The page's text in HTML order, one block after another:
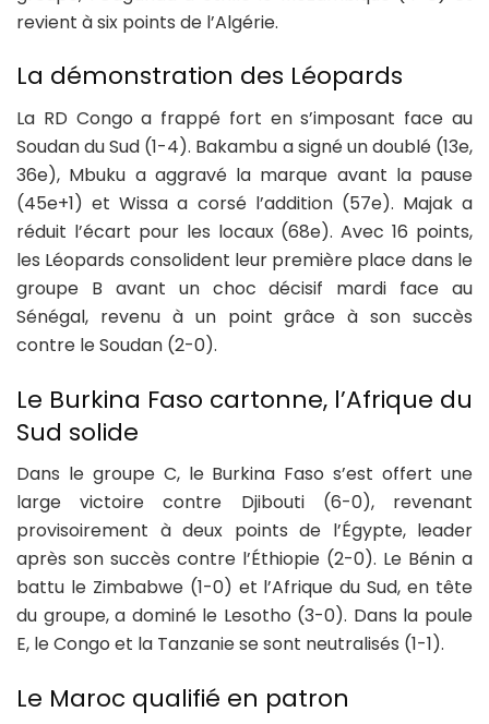
revient à six points de l’Algérie.
La démonstration des Léopards
La RD Congo a frappé fort en s’imposant face au
Soudan du Sud (1-4). Bakambu a signé un doublé (13e,
36e), Mbuku a aggravé la marque avant la pause
(45e+1) et Wissa a corsé l’addition (57e). Majak a
réduit l’écart pour les locaux (68e). Avec 16 points,
les Léopards consolident leur première place dans le
groupe B avant un choc décisif mardi face au
Sénégal, revenu à un point grâce à son succès
contre le Soudan (2-0).
Le Burkina Faso cartonne, l’Afrique du
Sud solide
Dans le groupe C, le Burkina Faso s’est offert une
large victoire contre Djibouti (6-0), revenant
provisoirement à deux points de l’Égypte, leader
après son succès contre l’Éthiopie (2-0). Le Bénin a
battu le Zimbabwe (1-0) et l’Afrique du Sud, en tête
du groupe, a dominé le Lesotho (3-0). Dans la poule
E, le Congo et la Tanzanie se sont neutralisés (1-1).
Le Maroc qualifié en patron